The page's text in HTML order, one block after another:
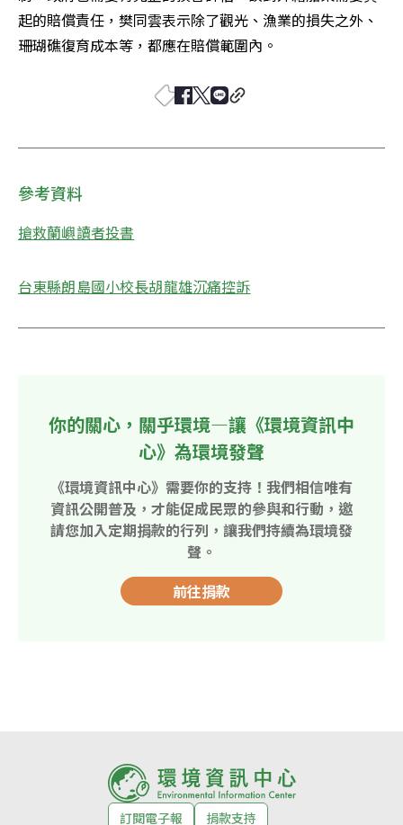
起的賠償責任，樊同雲表示除了觀光、漁業的損失之外、
珊瑚礁復育成本等，都應在賠償範圍內。
參考資料
搶救蘭嶼讀者投書
台東縣朗島國小校長胡龍雄沉痛控訴
你的關心，關乎環境—讓《環境資訊中
心》為環境發聲
《環境資訊中心》需要你的支持！我們相信唯有
資訊公開普及，才能促成民眾的參與和行動，邀
請您加入定期捐款的行列，讓我們持續為環境發
聲。
前往捐款
訂閱電子報 捐款支持